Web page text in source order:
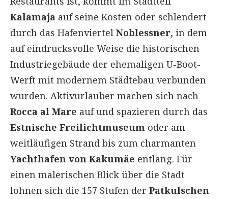
Kalamaja auf seine Kosten oder schlendert
durch das Hafenviertel Noblessner, in dem
auf eindrucksvolle Weise die historischen
Industriegebäude der ehemaligen U-Boot-
Werft mit modernem Städtebau verbunden
wurden. Aktivurlauber machen sich nach
Rocca al Mare auf und spazieren durch das
Estnische Freilichtmuseum oder am
weitläufigen Strand bis zum charmanten
Yachthafen von Kakumäe entlang. Für
einen malerischen Blick über die Stadt
lohnen sich die 157 Stufen der Patkulschen